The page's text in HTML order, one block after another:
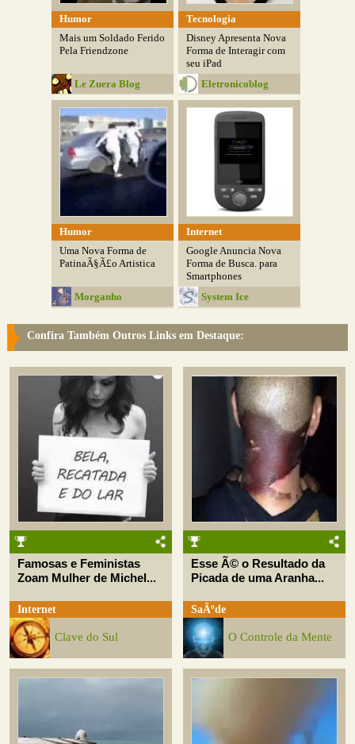
Humor
Mais um Soldado Ferido
Pela Friendzone
Le Zuera Blog
Tecnologia
Disney Apresenta Nova
Forma de Interagir com
seu iPad
Eletronicoblog
Humor
Uma Nova Forma de
PatinaÃ§Ã£o Artistica
Morganho
Internet
Google Anuncia Nova
Forma de Busca. para
Smartphones
System Ice
Confira Também Outros Links em Destaque:
Famosas e Feministas
Zoam Mulher de Michel...
Internet
Clave do Sul
Esse Ã© o Resultado da
Picada de uma Aranha...
SaÃºde
O Controle da Mente